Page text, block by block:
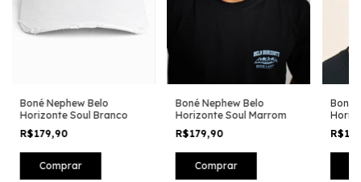
Boné Nephew Belo
Horizonte Soul Branco
R$179,90
Comprar
Boné Nephew Belo
Horizonte Soul Marrom
R$179,90
Comprar
Boné